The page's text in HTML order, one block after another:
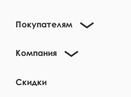
Покупателям
Компания
Скидки